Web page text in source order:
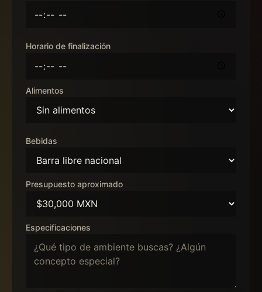
Horario de finalización
Alimentos
Bebidas
Presupuesto aproximado
Especificaciones